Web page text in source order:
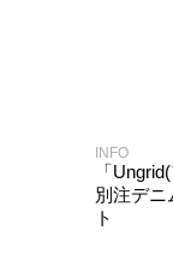
INFO
「
別注デニ
ト